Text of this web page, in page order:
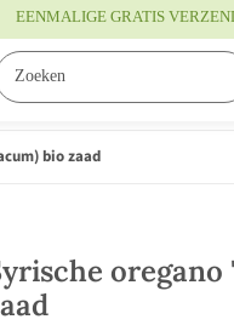
EENMALIGE GRATIS
bio zaad